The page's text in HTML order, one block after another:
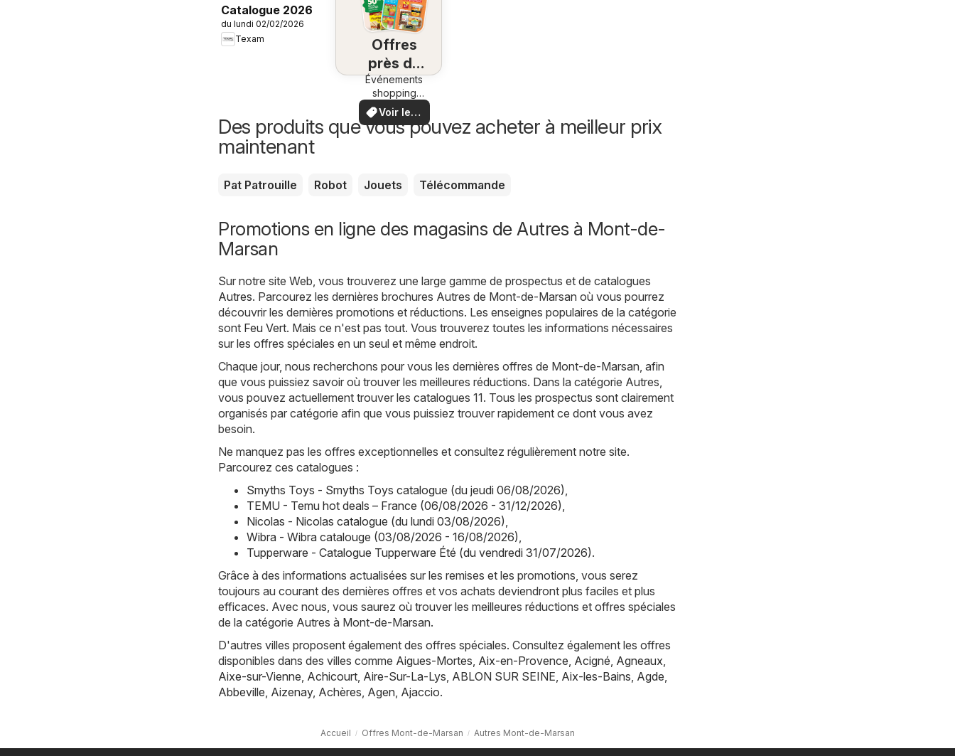
Catalogue 2026
du lundi 02/02/2026
Texam
Offres
près de
chez
vous
Événements
shopping
locaux et
offres
spéciales
Voir les
offres
Des produits que vous pouvez acheter à meilleur prix
maintenant
Pat Patrouille Robot Jouets Télécommande
Promotions en ligne des magasins de Autres à Mont-de-
Marsan
Sur notre site Web, vous trouverez une large gamme de prospectus et de catalogues
Autres. Parcourez les dernières brochures Autres de Mont-de-Marsan où vous pourrez
découvrir les dernières promotions et réductions. Les enseignes populaires de la catégorie
sont Feu Vert. Mais ce n'est pas tout. Vous trouverez toutes les informations nécessaires
sur les offres spéciales en un seul et même endroit.
Chaque jour, nous recherchons pour vous les dernières offres de Mont-de-Marsan, afin
que vous puissiez savoir où trouver les meilleures réductions. Dans la catégorie Autres,
vous pouvez actuellement trouver les catalogues 11. Tous les prospectus sont clairement
organisés par catégorie afin que vous puissiez trouver rapidement ce dont vous avez
besoin.
Ne manquez pas les offres exceptionnelles et consultez régulièrement notre site.
Parcourez ces catalogues :
Smyths Toys - Smyths Toys catalogue (du jeudi 06/08/2026)
TEMU - Temu hot deals – France (06/08/2026 - 31/12/2026)
Nicolas - Nicolas catalogue (du lundi 03/08/2026)
Wibra - Wibra catalouge (03/08/2026 - 16/08/2026)
Tupperware - Catalogue Tupperware Été (du vendredi 31/07/2026).
Grâce à des informations actualisées sur les remises et les promotions, vous serez
toujours au courant des dernières offres et vos achats deviendront plus faciles et plus
efficaces. Avec nous, vous saurez où trouver les meilleures réductions et offres spéciales
de la catégorie Autres à Mont-de-Marsan.
D'autres villes proposent également des offres spéciales. Consultez également les offres
disponibles dans des villes comme Aigues-Mortes Aix-en-Provence Acigné Agneaux
Aixe-sur-Vienne Achicourt Aire-Sur-La-Lys ABLON SUR SEINE Aix-les-Bains Agde
Abbeville Aizenay, Achères Agen Ajaccio.
Accueil Offres Mont-de-Marsan Autres Mont-de-Marsan